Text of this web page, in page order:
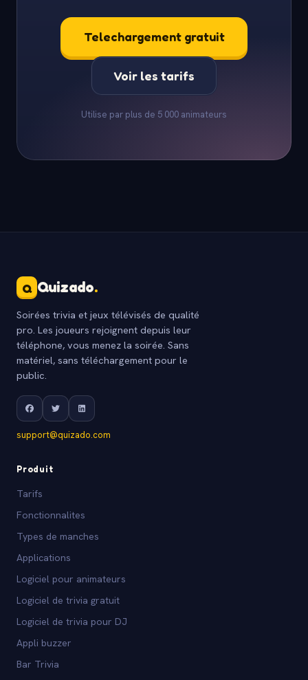
Telechargement gratuit
Voir les tarifs
Utilise par plus de 5 000 animateurs
Q Quizado.
Soirées trivia et jeux télévisés de qualité
pro. Les joueurs rejoignent depuis leur
téléphone, vous menez la soirée. Sans
matériel, sans téléchargement pour le
public.
support@quizado.com
Produit
Tarifs
Fonctionnalites
Types de manches
Applications
Logiciel pour animateurs
Logiciel de trivia gratuit
Logiciel de trivia pour DJ
Appli buzzer
Bar Trivia